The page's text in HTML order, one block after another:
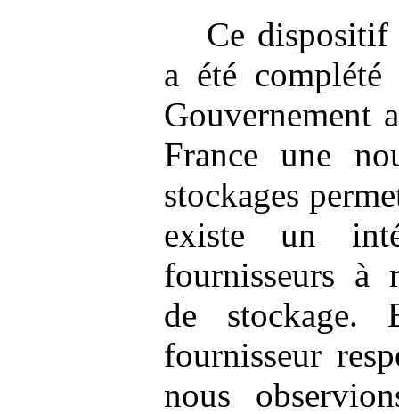
Ce dispositif
a été
Gouvernement
France une
stockages
existe un
fournisseurs à
de stockage.
fournisseur
nous